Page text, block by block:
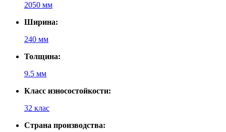
2050 мм
Ширина:
240 мм
Толщина:
9.5 мм
Класс износостойкости:
32 клас
Страна производства: